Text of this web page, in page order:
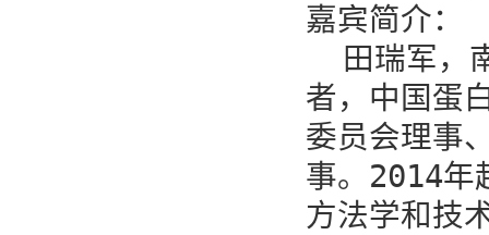
嘉宾简介：
田瑞军，
者，中国蛋
委员会理事
事。2014年
方法学和技